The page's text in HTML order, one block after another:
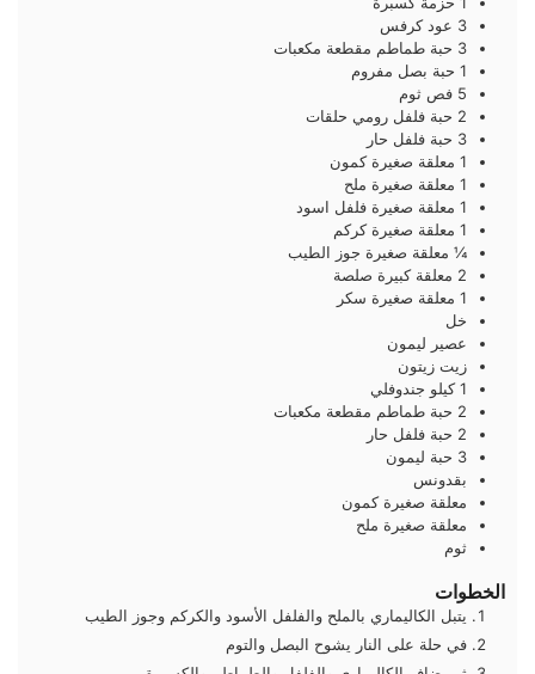
3 عودكرفس
3 حبة طماطم مقطعة مكعبات
1 حبة بصل مفروم
5 فص ثوم
2 حبة فلفل رومي حلقات
3 حبة فلفل حار
1 معلقة صغيرةكمون
1 معلقة صغيرة ملح
1 معلقة صغيرة فلفل اسود
1 معلقة صغيرةكركم
¼ معلقة صغيرة جوز الطيب
2 معلقة كبيرة صلصة
1 معلقة صغيرة سكر
خل
عصير ليمون
زيت زيتون
1 كيلو جندوفلي
2 حبة طماطم مقطعة مكعبات
2 حبة فلفل حار
3 حبة ليمون
بقدونس
معلقة صغيرةكمون
معلقة صغيرة ملح
ثوم
الخطوات
يتبل الكاليماري بالملح والفلفل الأسود والكركم وجوز الطيب
في حلة على النار يشوح البصل والتوم